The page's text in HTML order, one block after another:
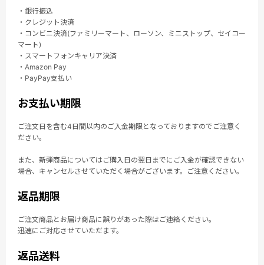
・銀行振込
・クレジット決済
・コンビニ決済(ファミリーマート、ローソン、ミニストップ、セイコー
マート)
・スマートフォンキャリア決済
・Amazon Pay
・PayPay支払い
お支払い期限
ご注文日を含む4日間以内のご入金期限となっておりますのでご注意く
ださい。
また、新弾商品についてはご購入日の翌日までにご入金が確認できない
場合、キャンセルさせていただく場合がございます。ご注意ください。
返品期限
ご注文商品とお届け商品に誤りがあった際はご連絡ください。
迅速にご対応させていただます。
返品送料